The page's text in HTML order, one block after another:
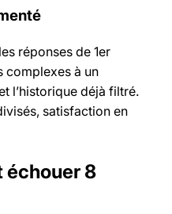
réponses de 1er
complexes à un
l’historique déjà filtré.
satisfaction en
échouer 8